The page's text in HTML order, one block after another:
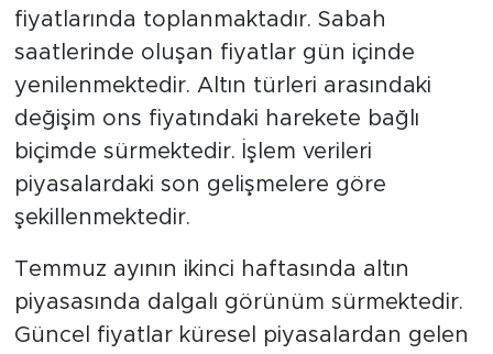
fiyatlarında toplanmaktadır. Sabah
saatlerinde oluşan fiyatlar gün içinde
yenilenmektedir. Altın türleri arasındaki
değişim ons fiyatındaki harekete bağlı
biçimde sürmektedir. İşlem verileri
piyasalardaki son gelişmelere göre
şekillenmektedir.
Temmuz ayının ikinci haftasında altın
piyasasında dalgalı görünüm sürmektedir.
Güncel fiyatlar küresel piyasalardan gelen